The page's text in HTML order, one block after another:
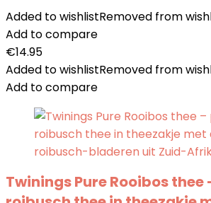
Added to wishlistRemoved from
Add to compare
€14.95
Added to wishlistRemoved from
Add to compare
Twinings Pure Rooibos thee